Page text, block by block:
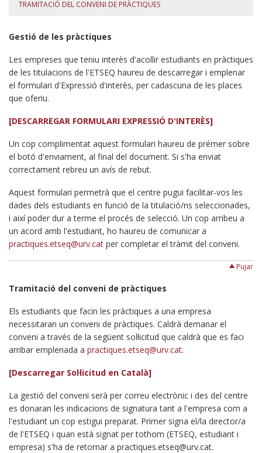
TRAMITACIÓ DEL CONVENI DE PRÀCTIQUES
Gestió de les pràctiques
Les empreses que teniu interès d'acollir estudiants en pràctiques
de les titulacions de l'ETSEQ haureu de descarregar i emplenar
el formulari d'Expressió d'interès, per cadascuna de les places
que oferiu.
[DESCARREGAR FORMULARI EXPRESSIÓ D'INTERÈS]
Un cop complimentat aquest formulari haureu de prémer sobre
el botó d'enviament, al final del document. Si s'ha enviat
correctament rebreu un avís de rebut.
Aquest formulari permetrà que el centre pugui facilitar-vos les
dades dels estudiants en funció de la titulació/ns seleccionades,
i així poder dur a terme el procés de selecció. Un cop arribeu a
un acord amb l'estudiant, ho haureu de comunicar a
practiques.etseq@urv.cat per completar el tràmit del conveni.
Pujar
Tramitació del conveni de pràctiques
Els estudiants que facin les pràctiques a una empresa
necessitaran un conveni de pràctiques. Caldrà demanar el
conveni a través de la següent sol·licitud que caldrà que es faci
arribar emplenada a practiques.etseq@urv.cat.
[Descarregar Sol·licitud en Català]
La gestió del conveni serà per correu electrònic i des del centre
es donaran les indicacions de signatura tant a l'empresa com a
l'estudiant un cop estigui preparat. Primer signa el/la director/a
de l'ETSEQ i quan està signat per tothom (ETSEQ, estudiant i
empresa) s'ha de retornar a practiques.etseq@urv.cat.